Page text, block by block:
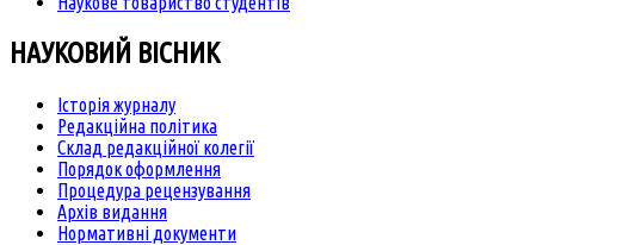
НАУКОВИЙ ВІСНИК
Історія журналу
Редакційна політика
Склад редакційної колегії
Порядок оформлення
Процедура рецензування
Архів видання
Нормативні документи